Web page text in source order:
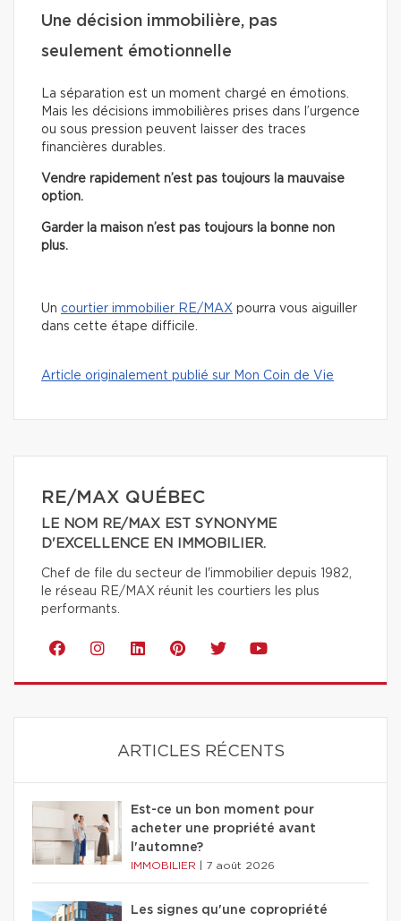
Une décision immobilière, pas
seulement émotionnelle
La séparation est un moment chargé en émotions.
Mais les décisions immobilières prises dans l’urgence
ou sous pression peuvent laisser des traces
financières durables.
Vendre rapidement n’est pas toujours la mauvaise
option.
Garder la maison n’est pas toujours la bonne non
plus.
Un courtier immobilier RE/MAX pourra vous aiguiller
dans cette étape difficile.
Article originalement publié sur Mon Coin de Vie
RE/MAX QUÉBEC
LE NOM RE/MAX EST SYNONYME
D'EXCELLENCE EN IMMOBILIER.
Chef de file du secteur de l'immobilier depuis 1982,
le réseau RE/MAX réunit les courtiers les plus
performants.
ARTICLES RÉCENTS
Est-ce un bon moment pour
acheter une propriété avant
l'automne?
IMMOBILIER 7 août 2026
Les signes qu'une copropriété